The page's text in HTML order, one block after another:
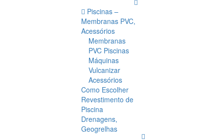
Piscinas –
Membranas PVC,
Acessórios
Membranas
PVC Piscinas
Máquinas
Vulcanizar
Acessórios
Como Escolher
Revestimento de
Piscina
Drenagens,
Geogrelhas